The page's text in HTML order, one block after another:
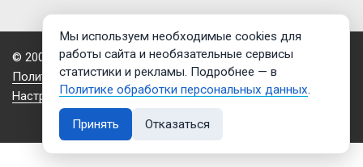
© 2009-2026, ГТРК «Чувашия»
Политика обработки персональных данных
Настройки cookies
Мы используем необходимые cookies для
работы сайта и необязательные сервисы
статистики и рекламы. Подробнее — в
Политике обработки персональных данных.
Принять Отказаться